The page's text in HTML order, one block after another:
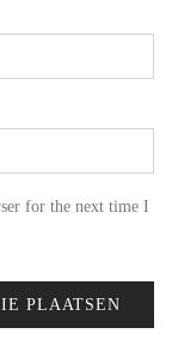
for the next time I